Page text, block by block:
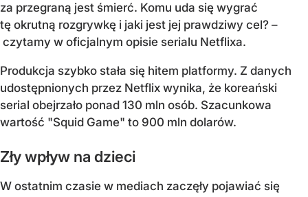
za przegraną jest śmierć. Komu uda się wygrać
tę okrutną rozgrywkę i jaki jest jej prawdziwy cel? –
czytamy w oficjalnym opisie serialu Netflixa.
Produkcja szybko stała się hitem platformy. Z danych
udostępnionych przez Netflix wynika, że koreański
serial obejrzało ponad 130 mln osób. Szacunkowa
wartość "Squid Game" to 900 mln dolarów.
Zły wpływ na dzieci
W ostatnim czasie w mediach zaczęły pojawiać się